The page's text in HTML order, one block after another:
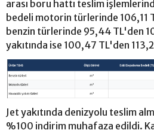
arası boru hattı teslim
bedeli motorin türlerinde 106,11
benzin türlerinde 95,44 TL'den
yakıtında ise 100,47 TL'den
Jet yakıtında denizyolu teslim
%100 indirim muhafaza edildi.